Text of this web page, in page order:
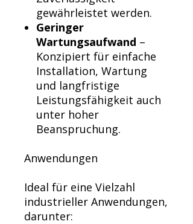
gewährleistet werden.
Geringer
Wartungsaufwand –
Konzipiert für einfache
Installation, Wartung
und langfristige
Leistungsfähigkeit auch
unter hoher
Beanspruchung.
Anwendungen
Ideal für eine Vielzahl
industrieller Anwendungen,
darunter: